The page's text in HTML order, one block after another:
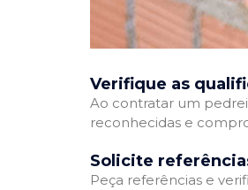
Verifique as
Ao contratar um
reconhecidas e
Solicite
Peça referências e